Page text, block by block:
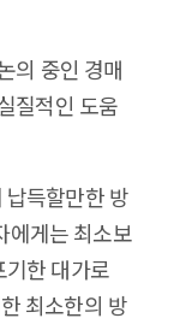
의 중인 경매
질적인 도움
득할만한 방
에게는 최소보
한 대가로
최소한의 방